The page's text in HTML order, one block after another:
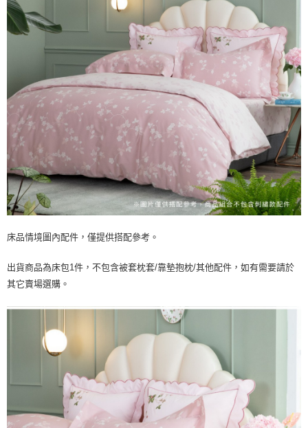
床品情境圖內配件，僅提供搭配參考。
出貨商品為床包1件，不包含被套枕套/靠墊抱枕/其他配件，如有需要請於
其它賣場選購。